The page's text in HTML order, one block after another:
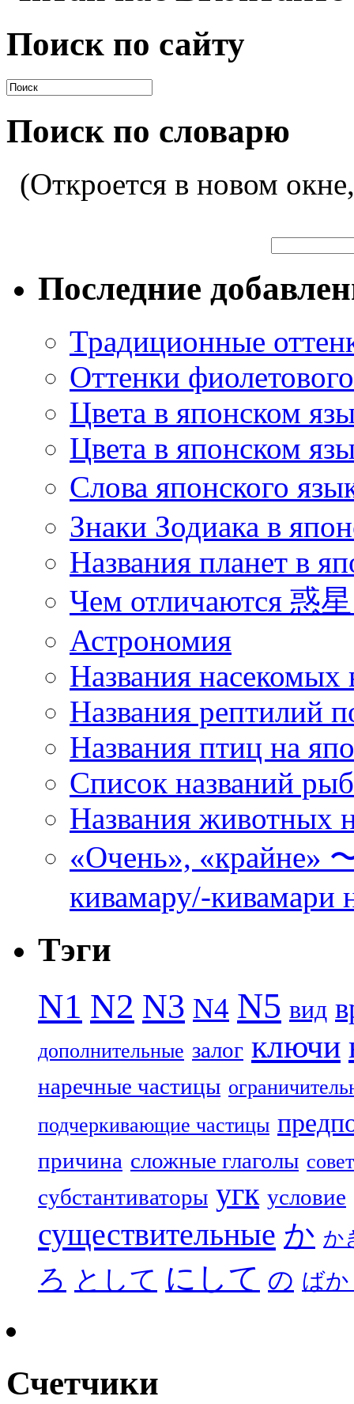
Поиск по сайту
Поиск по словарю
(Откроется в новом
Последние
Традиционные
Оттенки
Цвета в японском
Цвета в японском
Слова японского
Знаки Зодиака в
Названия планет в
Чем отличаются 惑
Астрономия
Названия насекомых
Названия рептилий
Названия птиц на
Список названий
Названия животных
«Очень», «крайне»
кивамару/-кивамари
Тэги
N1 N2 N3 N4 N5 вид
дополнительные залог ключи
наречные частицы
подчеркивающие частицы
причина сложные глаголы совет
субстантиваторы угк условие
существительные か か
ろ として にして の ば
Счетчики